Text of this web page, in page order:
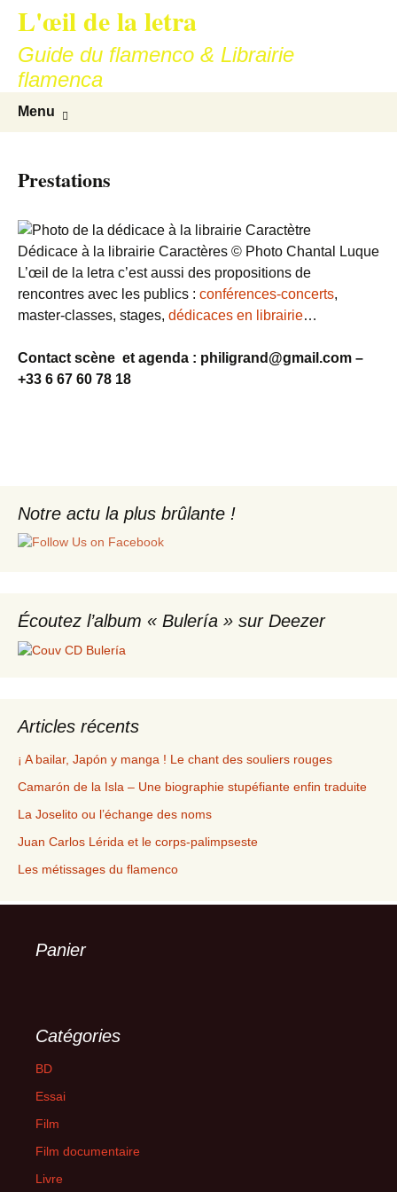
contenu
L'œil de la letra
Guide du flamenco & Librairie
flamenca
Menu
Prestations
Dédicace à la librairie Caractères © Photo Chantal Luque
L’œil de la letra c’est aussi des propositions de
rencontres avec les publics : conférences-concerts,
master-classes, stages, dédicaces en librairie…
Contact scène et agenda : philigrand@gmail.com –
+33 6 67 60 78 18
Notre actu la plus brûlante !
Écoutez l’album « Bulería » sur Deezer
Articles récents
¡ A bailar, Japón y manga ! Le chant des souliers rouges
Camarón de la Isla – Une biographie stupéfiante enfin traduite
La Joselito ou l’échange des noms
Juan Carlos Lérida et le corps-palimpseste
Les métissages du flamenco
Panier
Catégories
BD
Essai
Film
Film documentaire
Livre